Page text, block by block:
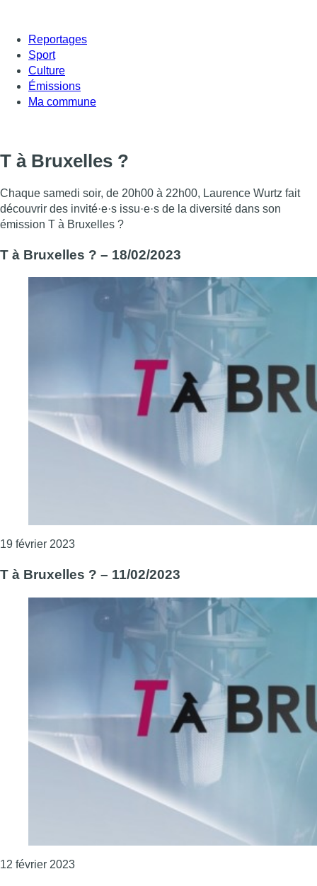
Reportages
Sport
Culture
Émissions
Ma commune
T à Bruxelles ?
Chaque samedi soir, de 20h00 à 22h00, Laurence Wurtz fait
découvrir des invité·e·s issu·e·s de la diversité dans son
émission T à Bruxelles ?
T à Bruxelles ? – 18/02/2023
19 février 2023Consulter l'article "T à Bruxelles ? – 18/02/2023"
T à Bruxelles ? – 11/02/2023
12 février 2023Consulter l'article "T à Bruxelles ? – 11/02/2023"